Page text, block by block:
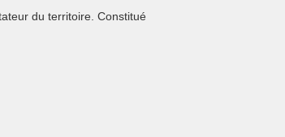
du territoire. Constitué